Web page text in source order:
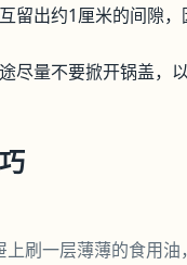
留出约1厘米的间隙
尽量不要掀开锅盖，
刷一层薄薄的食用